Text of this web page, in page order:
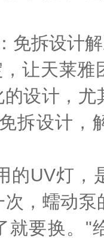
免拆设计
让天莱雅
设计，尤
拆设计，
的UV灯，
，蠕动
就要换。"